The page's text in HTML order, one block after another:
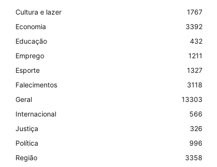
Cultura e lazer
1767
Economia
3392
Educação
432
Emprego
1211
Esporte
1327
Falecimentos
3118
Geral
13303
Internacional
566
Justiça
326
Política
996
Região
3358